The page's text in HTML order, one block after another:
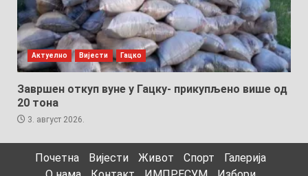
Актуелно Вијести Гацко
Завршен откуп вуне у Гацку- прикупљено више од
20 тона
3. август 2026.
Почетна Вијести Живот Спорт
Галерија